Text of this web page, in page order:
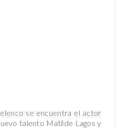
se encuentra el actor
talento Matilde Lagos y